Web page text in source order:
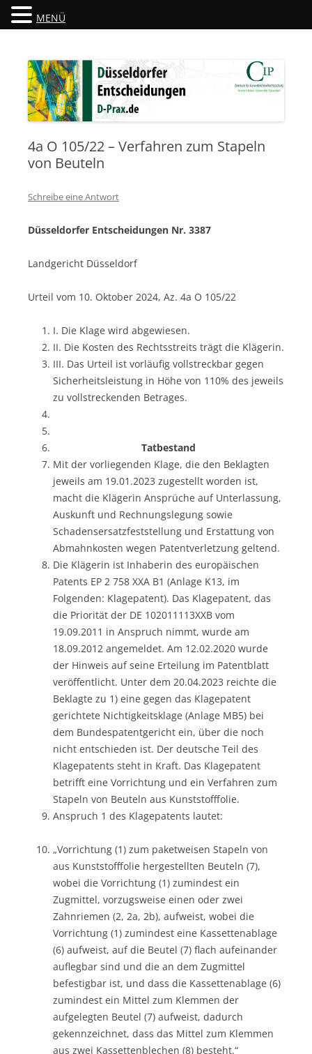
Düsseldorfer Entscheidungen
4a O 105/22 – Verfahren zum Stapeln
von Beuteln
Schreibe eine Antwort
Düsseldorfer Entscheidungen Nr. 3387
Landgericht Düsseldorf
Urteil vom 10. Oktober 2024, Az. 4a O 105/22
I. Die Klage wird abgewiesen.
II. Die Kosten des Rechtsstreits trägt die Klägerin.
III. Das Urteil ist vorläufig vollstreckbar gegen
Sicherheitsleistung in Höhe von 110% des jeweils
zu vollstreckenden Betrages.
Tatbestand
Mit der vorliegenden Klage, die den Beklagten
jeweils am 19.01.2023 zugestellt worden ist,
macht die Klägerin Ansprüche auf Unterlassung,
Auskunft und Rechnungslegung sowie
Schadensersatzfeststellung und Erstattung von
Abmahnkosten wegen Patentverletzung geltend.
Die Klägerin ist Inhaberin des europäischen
Patents EP 2 758 XXA B1 (Anlage K13, im
Folgenden: Klagepatent). Das Klagepatent, das
die Priorität der DE 102011113XXB vom
19.09.2011 in Anspruch nimmt, wurde am
18.09.2012 angemeldet. Am 12.02.2020 wurde
der Hinweis auf seine Erteilung im Patentblatt
veröffentlicht. Unter dem 20.04.2023 reichte die
Beklagte zu 1) eine gegen das Klagepatent
gerichtete Nichtigkeitsklage (Anlage MB5) bei
dem Bundespatentgericht ein, über die noch
nicht entschieden ist. Der deutsche Teil des
Klagepatents steht in Kraft. Das Klagepatent
betrifft eine Vorrichtung und ein Verfahren zum
Stapeln von Beuteln aus Kunststofffolie.
Anspruch 1 des Klagepatents lautet:
„Vorrichtung (1) zum paketweisen Stapeln von
aus Kunststofffolie hergestellten Beuteln (7),
wobei die Vorrichtung (1) zumindest ein
Zugmittel, vorzugsweise einen oder zwei
Zahnriemen (2, 2a, 2b), aufweist, wobei die
Vorrichtung (1) zumindest eine Kassettenablage
(6) aufweist, auf die Beutel (7) flach aufeinander
auflegbar sind und die an dem Zugmittel
befestigbar ist, und dass die Kassettenablage (6)
zumindest ein Mittel zum Klemmen der
aufgelegten Beutel (7) aufweist, dadurch
gekennzeichnet, dass das Mittel zum Klemmen
aus zwei Kassettenblechen (8) besteht.“
MENÜ